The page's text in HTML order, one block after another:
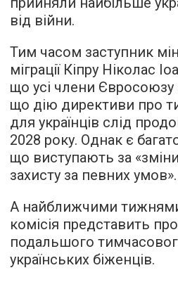
від війни.
Тим часом заступник
міграції Кіпру Ніколас
що усі члени Євросоюзу
що дію директиви про
для українців слід
2028 року. Однак є
що виступають за
захисту за певних умов».
А найближчими
комісія представить
подальшого
українських біженців.